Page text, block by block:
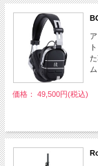
ム
価格： 49,500円(税込)